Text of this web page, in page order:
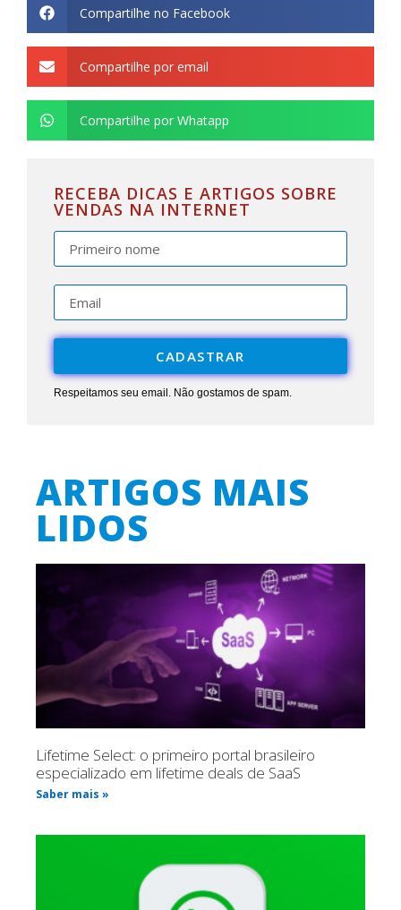
Compartilhe no Facebook
Compartilhe por email
Compartilhe por Whatapp
RECEBA DICAS E ARTIGOS SOBRE
VENDAS NA INTERNET
CADASTRAR
Respeitamos seu email. Não gostamos de spam.
ARTIGOS MAIS
LIDOS
Lifetime Select: o primeiro portal brasileiro
especializado em lifetime deals de SaaS
Saber mais »